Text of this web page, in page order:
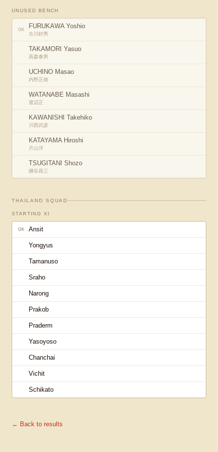
UNUSED BENCH
GK FURUKAWA Yoshio
古川好男
TAKAMORI Yasuo
高森泰男
UCHINO Masao
内野正雄
WATANABE Masashi
渡辺正
KAWANISHI Takehiko
川西武彦
KATAYAMA Hiroshi
片山洋
TSUGITANI Shozo
継谷昌三
THAILAND SQUAD
STARTING XI
GK Ansit
Yongyus
Tamanuso
Sraho
Narong
Prakob
Praderm
Yasoyoso
Chanchai
Vichit
Schikato
← Back to results